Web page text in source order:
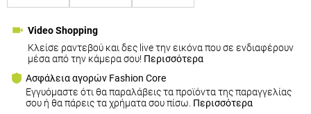
Video Shopping
Κλείσε ραντεβού και δες live την εικόνα που σε ενδιαφέρουν
μέσα από την κάμερα σου! Περισσότερα
Ασφάλεια αγορών Fashion Core
Εγγυόμαστε ότι θα παραλάβεις τα προϊόντα της παραγγελίας
σου ή θα πάρεις τα χρήματα σου πίσω. Περισσότερα